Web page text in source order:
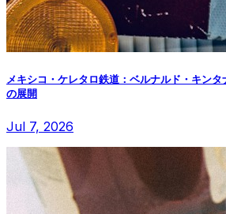
メキシコ・ケレタロ鉄道：ベルナルド・キン
の展開
Jul 7, 2026